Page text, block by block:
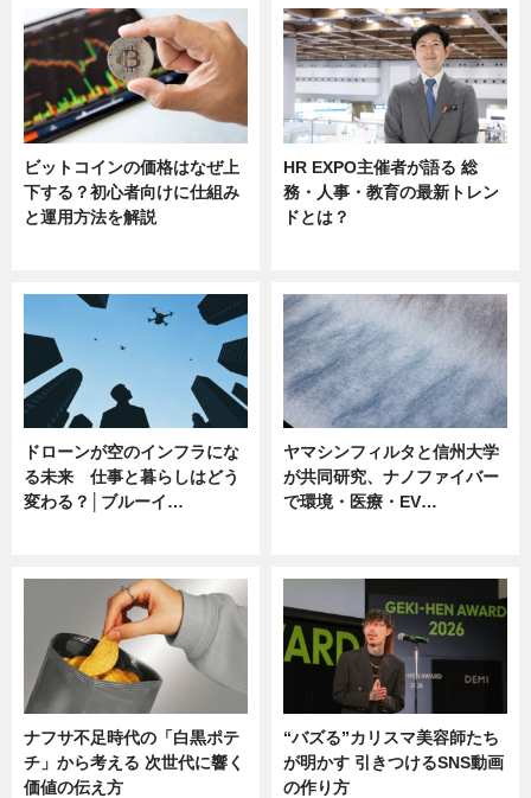
ビットコインの価格はなぜ上
下する？初心者向けに仕組み
と運用方法を解説
HR EXPO主催者が語る 総
務・人事・教育の最新トレン
ドとは？
ドローンが空のインフラにな
る未来 仕事と暮らしはどう
変わる？│ブルーイ…
ヤマシンフィルタと信州大学
が共同研究、ナノファイバー
で環境・医療・EV…
ナフサ不足時代の「白黒ポテ
チ」から考える 次世代に響く
価値の伝え方
“バズる”カリスマ美容師たち
が明かす 引きつけるSNS動画
の作り方